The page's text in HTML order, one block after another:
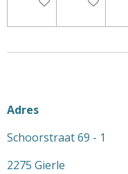
Adres
Schoorstraat 69 - 1
2275 Gierle